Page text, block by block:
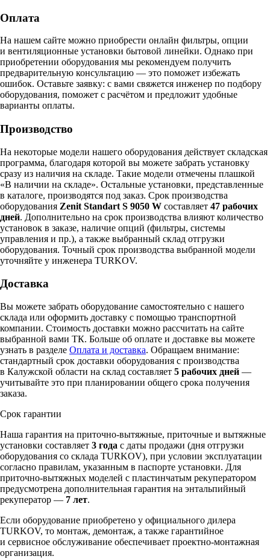
Оплата
На нашем сайте можно приобрести онлайн фильтры, опции
и вентиляционные установки бытовой линейки. Однако при
приобретении оборудования мы рекомендуем получить
предварительную консультацию — это поможет избежать
ошибок. Оставьте заявку: с вами свяжется инженер по подбору
оборудования, поможет с расчётом и предложит удобные
варианты оплаты.
Производство
На некоторые модели нашего оборудования действует складская
программа, благодаря которой вы можете забрать установку
сразу из наличия на складе. Такие модели отмечены плашкой
«В наличии на складе». Остальные установки, представленные
в каталоге, производятся под заказ. Срок производства
оборудования Zenit Standart S 9050 W составляет 47 рабочих
дней. Дополнительно на срок производства влияют количество
установок в заказе, наличие опций (фильтры, системы
управления и пр.), а также выбранный склад отгрузки
оборудования. Точный срок производства выбранной модели
уточняйте у инженера TURKOV.
Доставка
Вы можете забрать оборудование самостоятельно с нашего
склада или оформить доставку с помощью транспортной
компании. Стоимость доставки можно рассчитать на сайте
выбранной вами ТК. Больше об оплате и доставке вы можете
узнать в разделе Оплата и доставка. Обращаем внимание:
стандартный срок доставки оборудования с производства
в Калужской области на склад составляет 5 рабочих дней —
учитывайте это при планировании общего срока получения
заказа.
Срок гарантии
Наша гарантия на приточно-вытяжные, приточные и вытяжные
установки составляет 3 года с даты продажи (дня отгрузки
оборудования со склада TURKOV), при условии эксплуатации
согласно правилам, указанным в паспорте установки. Для
приточно-вытяжных моделей с пластинчатым рекуператором
предусмотрена дополнительная гарантия на энтальпийный
рекуператор — 7 лет.
Если оборудование приобретено у официального дилера
TURKOV, то монтаж, демонтаж, а также гарантийное
и сервисное обслуживание обеспечивает проектно-монтажная
организация.